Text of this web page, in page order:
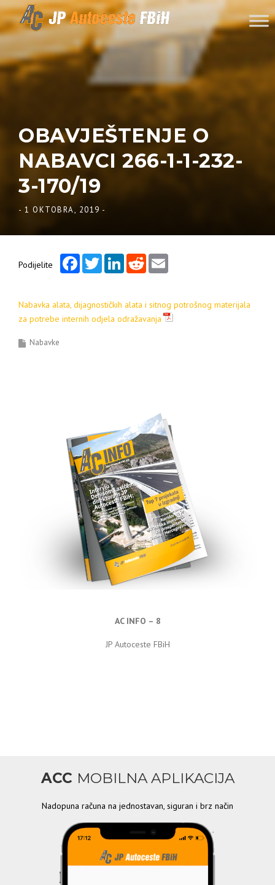
Skip to content
OBAVJEŠTENJE O
NABAVCI 266-1-1-232-
3-170/19
- 1 OKTOBRA, 2019 -
Podijelite
FacebookTwitterLinkedInReddit
Nabavka alata, dijagnostičkih alata i sitnog potrošnog materijala
za potrebe internih odjela odražavanja
Nabavke
AC INFO – 8
JP Autoceste FBiH
ACC MOBILNA APLIKACIJA
Nadopuna računa na jednostavan, siguran i brz način